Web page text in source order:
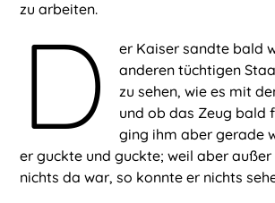
zu arbeiten.
D
er Kaiser sandte bald
anderen tüchtigen
zu sehen, wie es mit
und ob das Zeug bald
ging ihm aber gerade
er guckte und guckte; weil aber
nichts da war, so konnte er nichts